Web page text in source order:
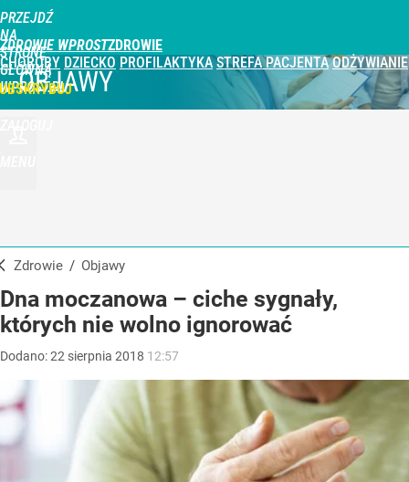
PRZEJDŹ
NA
STRONĘ
GŁÓWNĄ
WPROST.PL
ZDROWIE WPROST
CHOROBY DZIECKO PROFILAKTYKA STREFA PACJENTA ODŻYWIANIE
OBJAWY
Zdrowie / Objawy
Dna moczanowa – ciche sygnały,
których nie wolno ignorować
Dodano:22 sierpnia 2018 12:57